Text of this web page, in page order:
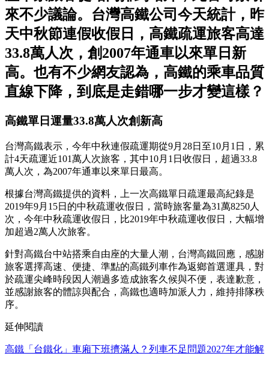
來不少議論。台灣高鐵公司今天統計，昨
天中秋節連假收假日，高鐵疏運旅客高達
33.8萬人次，創2007年通車以來單日新
高。也有不少網友認為，高鐵的乘車品質
直線下降，到底是走錯哪一步才變這樣？
高鐵單日運量33.8萬人次創新高
台灣高鐵表示，今年中秋連假疏運期從9月28日至10月1日，累
計4天疏運近101萬人次旅客，其中10月1日收假日，超過33.8
萬人次，為2007年通車以來單日最高。
根據台灣高鐵提供的資料，上一次高鐵單日疏運最高紀錄是
2019年9月15日的中秋疏運收假日，當時旅客量為31萬8250人
次，今年中秋疏運收假日，比2019年中秋疏運收假日，大幅增
加超過2萬人次旅客。
針對高鐵台中站搭乘自由座的大量人潮，台灣高鐵回應，感謝
旅客選擇高速、便捷、準點的高鐵列車作為返鄉首選運具，對
於疏運尖峰時段因人潮過多造成旅客久候與不便，表達歉意，
並感謝旅客的體諒與配合，高鐵也適時加派人力，維持排隊秩
序。
延伸閱讀
高鐵「台鐵化」車廂下班擠滿人？列車不足問題2027年才能解